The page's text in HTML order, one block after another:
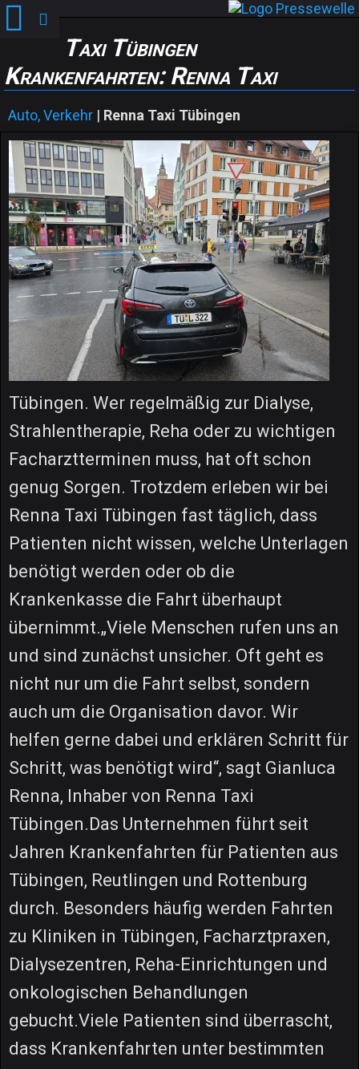
Taxi Tübingen
Krankenfahrten: Renna Taxi
Auto, Verkehr | Renna Taxi Tübingen
Tübingen. Wer regelmäßig zur Dialyse,
Strahlentherapie, Reha oder zu wichtigen
Facharztterminen muss, hat oft schon
genug Sorgen. Trotzdem erleben wir bei
Renna Taxi Tübingen fast täglich, dass
Patienten nicht wissen, welche Unterlagen
benötigt werden oder ob die
Krankenkasse die Fahrt überhaupt
übernimmt.„Viele Menschen rufen uns an
und sind zunächst unsicher. Oft geht es
nicht nur um die Fahrt selbst, sondern
auch um die Organisation davor. Wir
helfen gerne dabei und erklären Schritt für
Schritt, was benötigt wird“, sagt Gianluca
Renna, Inhaber von Renna Taxi
Tübingen.Das Unternehmen führt seit
Jahren Krankenfahrten für Patienten aus
Tübingen, Reutlingen und Rottenburg
durch. Besonders häufig werden Fahrten
zu Kliniken in Tübingen, Facharztpraxen,
Dialysezentren, Reha-Einrichtungen und
onkologischen Behandlungen
gebucht.Viele Patienten sind überrascht,
dass Krankenfahrten unter bestimmten